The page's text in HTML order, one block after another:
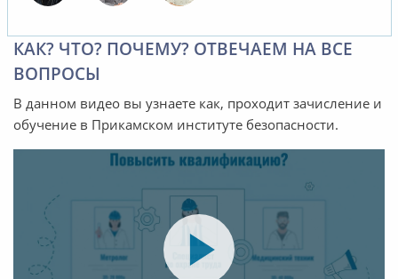
КАК? ЧТО? ПОЧЕМУ? ОТВЕЧАЕМ НА ВСЕ
ВОПРОСЫ
В данном видео вы узнаете как, проходит зачисление и
обучение в Прикамском институте безопасности.